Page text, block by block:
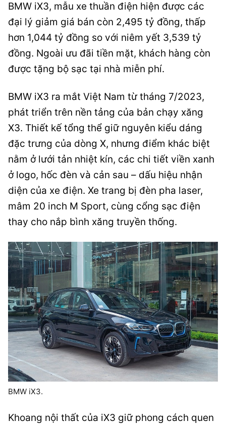
BMW iX3, mẫu xe thuần điện hiện được các
đại lý giảm giá bán còn 2,495 tỷ đồng, thấp
hơn 1,044 tỷ đồng so với niêm yết 3,539 tỷ
đồng. Ngoài ưu đãi tiền mặt, khách hàng còn
được tặng bộ sạc tại nhà miễn phí.
BMW iX3 ra mắt Việt Nam từ tháng 7/2023,
phát triển trên nền tảng của bản chạy xăng
X3. Thiết kế tổng thể giữ nguyên kiểu dáng
đặc trưng của dòng X, nhưng điểm khác biệt
nằm ở lưới tản nhiệt kín, các chi tiết viền xanh
ở logo, hốc đèn và cản sau – dấu hiệu nhận
diện của xe điện. Xe trang bị đèn pha laser,
mâm 20 inch M Sport, cùng cổng sạc điện
thay cho nắp bình xăng truyền thống.
BMW iX3.
Khoang nội thất của iX3 giữ phong cách quen